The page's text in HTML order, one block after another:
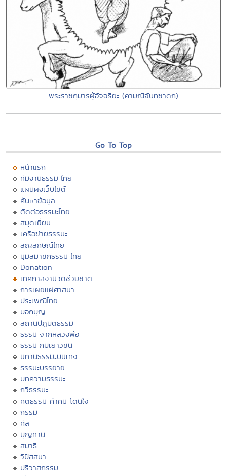
พระราชกุมารผู้อัจฉริยะ (คามณิจันทชาดก)
Go To Top
หน้าแรก
ทีมงานธรรมะไทย
แผนผังเว็บไซต์
ค้นหาข้อมูล
ติดต่อธรรมะไทย
สมุดเยี่ยม
เครือข่ายธรรมะ
สัญลักษณ์ไทย
มุมสมาชิกธรรมะไทย
Donation
เทศกาลงานวัดช่วยชาติ
การเผยแผ่ศาสนา
ประเพณีไทย
บอกบุญ
สถานปฏิบัติธรรม
ธรรมะจากหลวงพ่อ
ธรรมะกับเยาวชน
นิทานธรรมะบันเทิง
ธรรมะบรรยาย
บทความธรรมะ
กวีธรรมะ
คติธรรม คำคม โดนใจ
กรรม
ศีล
บุญทาน
สมาธิ
วิปัสสนา
ปริวาสกรรม